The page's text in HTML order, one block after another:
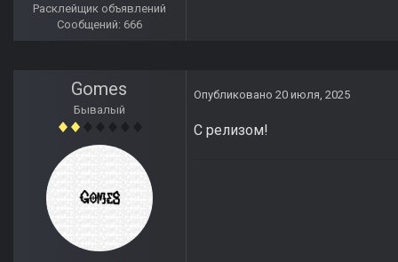
Расклейщик объявлений
Сообщений: 666
Gomes
Бывалый
Опубликовано 20 июля, 2025
С релизом!